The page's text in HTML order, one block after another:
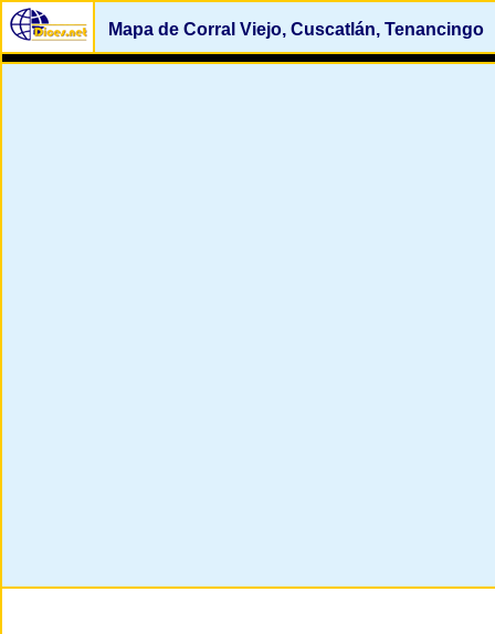
Mapa de Corral Viejo, Cuscatlán, Tenancingo